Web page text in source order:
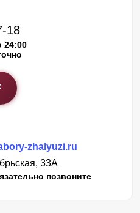
18
24:00
zhalyuzi.ru
33А
позвоните